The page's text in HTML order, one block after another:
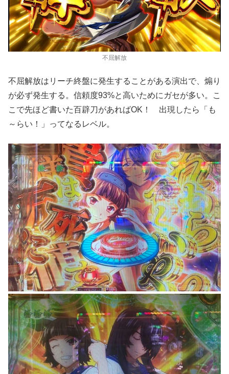
不屈解放
不屈解放はリーチ終盤に発生することがある演出で、煽り
が必ず発生する。信頼度93%と高いためにガセが多い。こ
こで先ほど書いた百辟刀があればOK！ 出現したら「も
～らい！」ってなるレベル。